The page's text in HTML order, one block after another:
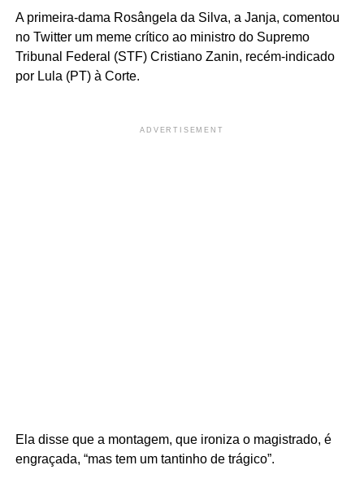
A primeira-dama Rosângela da Silva, a Janja, comentou
no Twitter um meme crítico ao ministro do Supremo
Tribunal Federal (STF) Cristiano Zanin, recém-indicado
por Lula (PT) à Corte.
ADVERTISEMENT
Ela disse que a montagem, que ironiza o magistrado, é
engraçada, “mas tem um tantinho de trágico”.